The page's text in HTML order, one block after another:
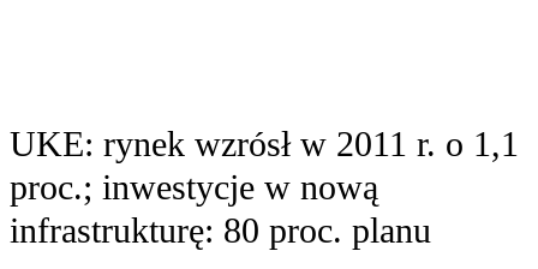
UKE: rynek wzrósł w 2011 r. o 1,1
proc.; inwestycje w nową
infrastrukturę: 80 proc. planu